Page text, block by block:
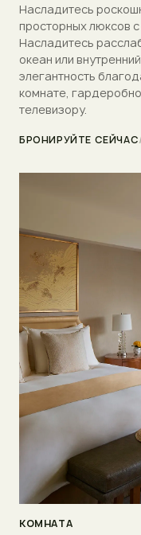
Насладитесь
просторных люксов
Насладитесь
океан или
элегантность
комнате,
телевизору.
БРОНИРУЙТЕ СЕЙЧАС
КОМНАТА